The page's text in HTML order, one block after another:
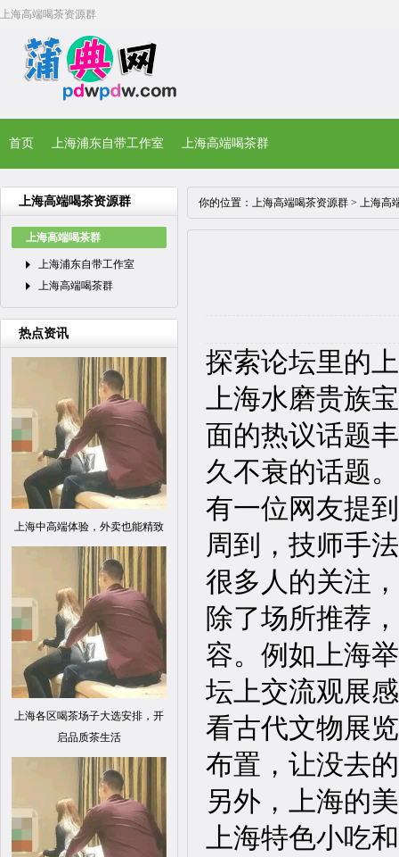
上海高端喝茶资源群
首页 上海浦东自带工作室 上海高端喝茶群
上海高端喝茶资源群
上海高端喝茶群
上海浦东自带工作室
上海高端喝茶群
热点资讯
上海中高端体验，外卖也能精致
上海各区喝茶场子大选安排，开
启品质茶生活
你的位置： 上海高端喝茶资源群 > 上海高
探索论坛里的
上海水磨贵族
面的热议话题
久不衰的话题
有一位网友提
周到，技师手
很多人的关注
除了场所推荐
容。例如上海
坛上交流观展
看古代文物展
布置，让没去
另外，上海的
上海特色小吃